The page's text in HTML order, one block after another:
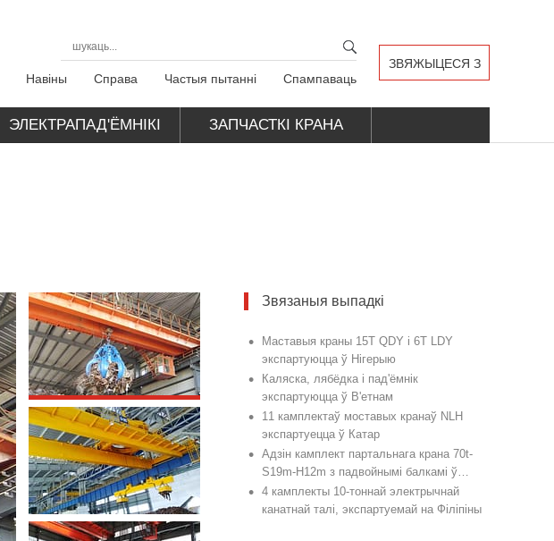
ЗВЯЖЫЦЕСЯ З
Навіны Справа Частыя пытанні Спампаваць
ЭЛЕКТРАПАД'ЁМНІКІ ЗАПЧАСТКІ КРАНА
Звязаныя выпадкі
•
Маставыя краны 15T QDY і 6T LDY
экспартуюцца ў Нігерыю
•
Каляска, лябёдка і пад'ёмнік
экспартуюцца ў В'етнам
•
11 камплектаў моставых кранаў NLH
экспартуецца ў Катар
• Адзін камплект партальнага крана 70t-
S19m-H12m з падвойнымі балкамі ў
Катар
• 4 камплекты 10-тоннай электрычнай
канатнай талі, экспартуемай на Філіпіны